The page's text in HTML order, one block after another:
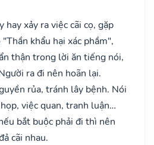
hay xảy ra việc cãi cọ, gặp
khẩu hại xác phầm",
thận trong lời ăn tiếng nói,
ra đi nên hoãn lại.
rủa, tránh lây bệnh. Nói
việc quan, tranh luận…
bắt buộc phải đi thì nên
cãi nhau.